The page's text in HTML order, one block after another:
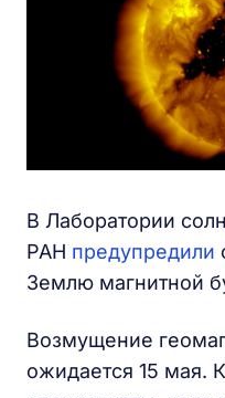
В Лаборатории
РАН предупредили
Землю магнитной
Возмущение
ожидается 15 мая.